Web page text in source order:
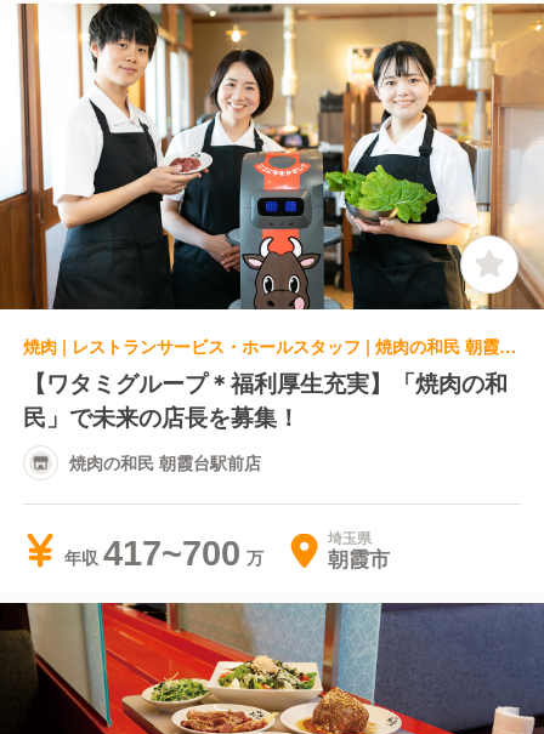
焼肉 | レストランサービス・ホールスタッフ | 焼肉の和民 朝霞台駅前店
【ワタミグループ＊福利厚生充実】「焼肉の和
民」で未来の店長を募集！
焼肉の和民 朝霞台駅前店
年収 417~700 埼玉県
朝霞市